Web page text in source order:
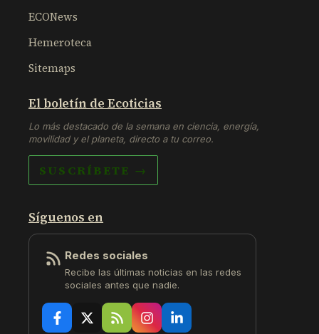
ECONews
Hemeroteca
Sitemaps
El boletín de Ecoticias
Lo más destacado de la semana en ciencia, energía,
movilidad y el planeta, directo a tu correo.
SUSCRÍBETE →
Síguenos en
Redes sociales
Recibe las últimas noticias en las redes
sociales antes que nadie.